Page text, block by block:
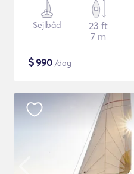
Sejlbåd
23 ft
7 m
$990 /dag